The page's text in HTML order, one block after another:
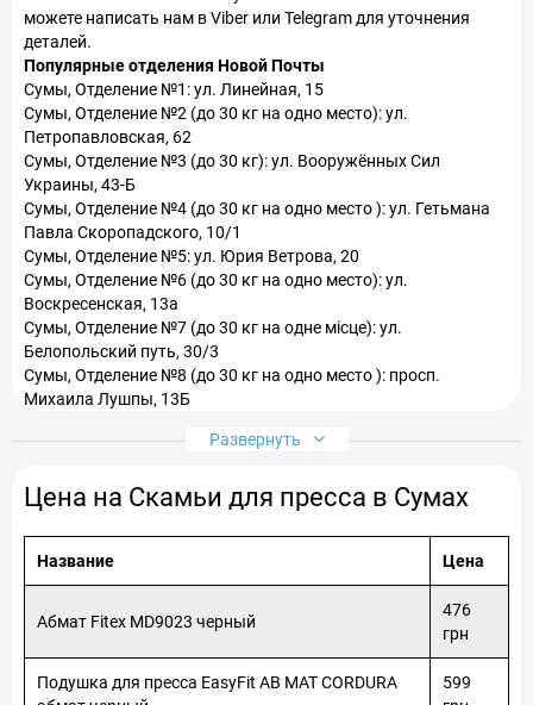
можете написать нам в Viber или Telegram для уточнения
деталей.
Популярные отделения Новой Почты
Сумы, Отделение №1: ул. Линейная, 15
Сумы, Отделение №2 (до 30 кг на одно место): ул.
Петропавловская, 62
Сумы, Отделение №3 (до 30 кг): ул. Вооружённых Сил
Украины, 43-Б
Сумы, Отделение №4 (до 30 кг на одно место ): ул. Гетьмана
Павла Скоропадского, 10/1
Сумы, Отделение №5: ул. Юрия Ветрова, 20
Сумы, Отделение №6 (до 30 кг на одно место): ул.
Воскресенская, 13а
Сумы, Отделение №7 (до 30 кг на одне місце): ул.
Белопольский путь, 30/3
Сумы, Отделение №8 (до 30 кг на одно место ): просп.
Михаила Лушпы, 13Б
Республики, 4
Роменская, 81
Сумы, Отделение №11 (до 30 кг на одно место): просп.
Победы (ран.Курский), 103
Сумы, Отделение №12 (до 30 кг на одно место): ул.
Кондратьева Герасима, 139-А
Сумы, Отделение №13 (до 200 кг): ул. Ярослава Мудрого, 71
Сумы, Отделение №14 (до 30 кг на одно место): ул. Герасима
Кондратьева, 146/1
Сумы, Отделение №16 (до 30 кг): просп. М. Лушпы, 5, корп. 10
Развернуть
Цена на Скамьи для пресса в Сумах
Название Цена
Абмат Fitex MD9023 черный
476
грн
Подушка для пресса EasyFit AB MAT CORDURA
599